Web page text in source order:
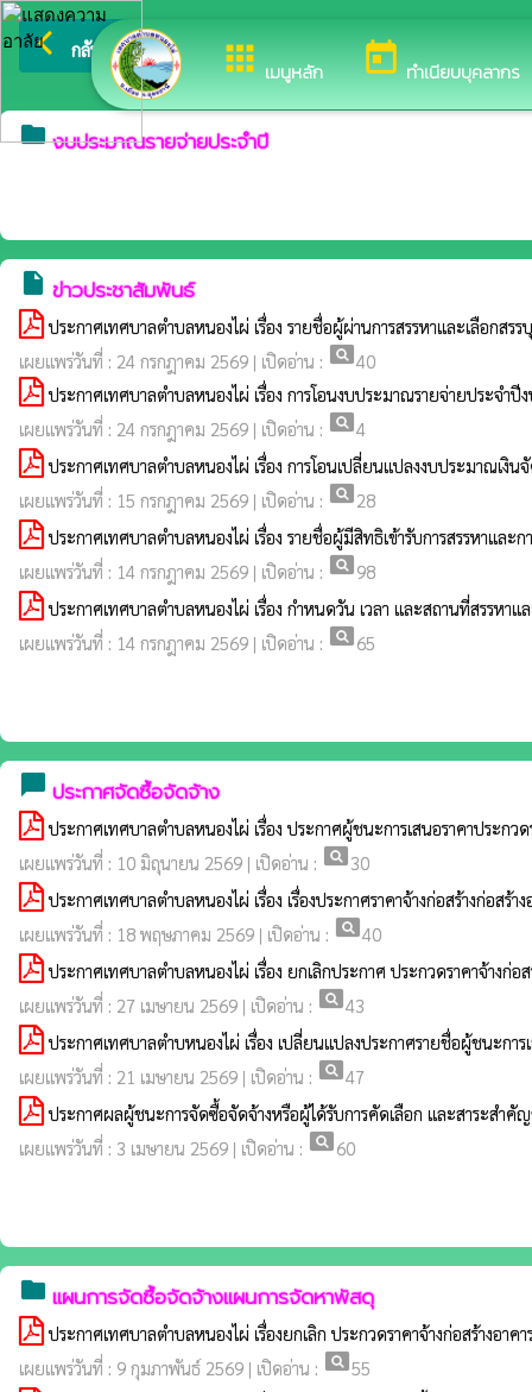
apps เมนูหลัก today ทำเนียบบุคลากร
arrow_back_ios กลับเมนูหลัก ยินดีต้อนรับสู่เว็บไซต์ของ
folderงบประมาณรายจ่ายประจำปี
insert_drive_file ข่าวประชาสัมพันธ์
ประกาศเทศบาลตำบลหนองไผ่ เรื่อง รายชื่อผู้ผ่านการสรรหาและเลือก
เผยแพร่วันที่ : 24 กรกฎาคม 2569 | เปิดอ่าน : pageview40
ประกาศเทศบาลตำบลหนองไผ่ เรื่อง การโอนงบประมาณรายจ่ายประจำ
เผยแพร่วันที่ : 24 กรกฎาคม 2569 | เปิดอ่าน : pageview4
ประกาศเทศบาลตำบลหนองไผ่ เรื่อง การโอนเปลี่ยนแปลงงบประมาณเงิ
เผยแพร่วันที่ : 15 กรกฎาคม 2569 | เปิดอ่าน : pageview28
ประกาศเทศบาลตำบลหนองไผ่ เรื่อง รายชื่อผู้มีสิทธิเข้ารับการสรรหาและ
เผยแพร่วันที่ : 14 กรกฎาคม 2569 | เปิดอ่าน : pageview98
ประกาศเทศบาลตำบลหนองไผ่ เรื่อง กำหนดวัน เวลา และสถานที่สรรหา
เผยแพร่วันที่ : 14 กรกฎาคม 2569 | เปิดอ่าน : pageview65
chat_bubble ประกาศจัดซื้อจัดจ้าง
ประกาศเทศบาลตำบลหนองไผ่ เรื่อง ประกาศผู้ชนะการเสนอราคาประก
เผยแพร่วันที่ : 10 มิถุนายน 2569 | เปิดอ่าน : pageview30
ประกาศเทศบาลตำบลหนองไผ่ เรื่อง เรื่องประกาศราคาจ้างก่อสร้างก่อ
เผยแพร่วันที่ : 18 พฤษภาคม 2569 | เปิดอ่าน : pageview40
ประกาศเทศบาลตำบลหนองไผ่ เรื่อง ยกเลิกประกาศ ประกวดราคาจ้าง
เผยแพร่วันที่ : 27 เมษายน 2569 | เปิดอ่าน : pageview43
ประกาศเทศบาลตำบหนองไผ่ เรื่อง เปลี่ยนแปลงประกาศรายชื่อผู้ชนะการ
เผยแพร่วันที่ : 21 เมษายน 2569 | เปิดอ่าน : pageview47
ประกาศผลผู้ชนะการจัดซื้อจัดจ้างหรือผู้ได้รับการคัดเลือก และสาระ
เผยแพร่วันที่ : 3 เมษายน 2569 | เปิดอ่าน : pageview60
folder แผนการจัดซื้อจัดจ้างแผนการจัดหาพัสดุ
ประกาศเทศบาลตำบลหนองไผ่ เรื่องยกเลิก ประกวดราคาจ้างก่อสร้างอ
เผยแพร่วันที่ : 9 กุมภาพันธ์ 2569 | เปิดอ่าน : pageview55